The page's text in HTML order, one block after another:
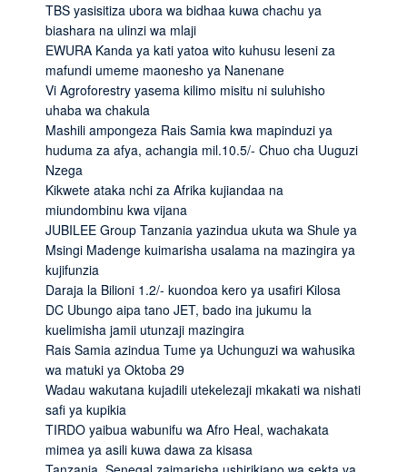
TBS yasisitiza ubora wa bidhaa kuwa chachu ya
biashara na ulinzi wa mlaji
EWURA Kanda ya kati yatoa wito kuhusu leseni za
mafundi umeme maonesho ya Nanenane
Vi Agroforestry yasema kilimo misitu ni suluhisho
uhaba wa chakula
Mashili ampongeza Rais Samia kwa mapinduzi ya
huduma za afya, achangia mil.10.5/- Chuo cha Uuguzi
Nzega
Kikwete ataka nchi za Afrika kujiandaa na
miundombinu kwa vijana
JUBILEE Group Tanzania yazindua ukuta wa Shule ya
Msingi Madenge kuimarisha usalama na mazingira ya
kujifunzia
Daraja la Bilioni 1.2/- kuondoa kero ya usafiri Kilosa
DC Ubungo aipa tano JET, bado ina jukumu la
kuelimisha jamii utunzaji mazingira
Rais Samia azindua Tume ya Uchunguzi wa wahusika
wa matuki ya Oktoba 29
Wadau wakutana kujadili utekelezaji mkakati wa nishati
safi ya kupikia
TIRDO yaibua wabunifu wa Afro Heal, wachakata
mimea ya asili kuwa dawa za kisasa